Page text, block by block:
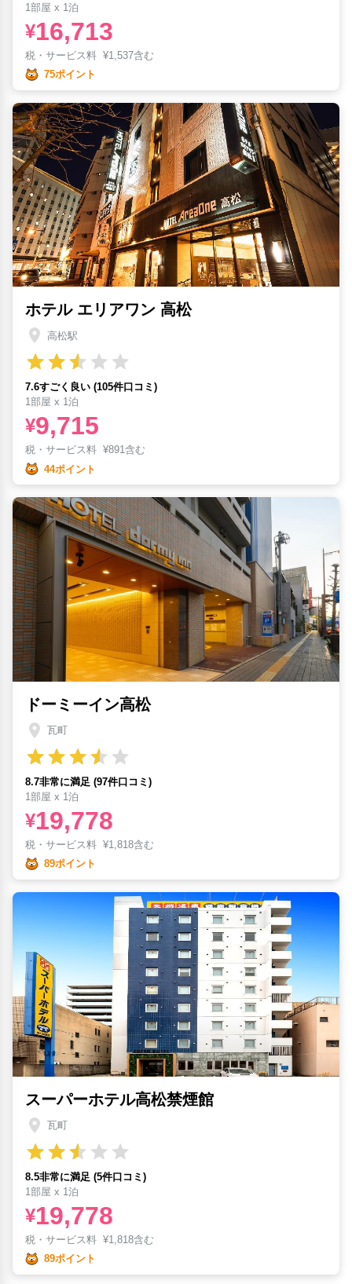
1部屋 x 1泊
¥16,713
税・サービス料 ¥1,537含む
75ポイント
ホテル エリアワン 高松
高松駅
7.6すごく良い (105件口コミ)
1部屋 x 1泊
¥9,715
税・サービス料 ¥891含む
44ポイント
ドーミーイン高松
瓦町
8.7非常に満足 (97件口コミ)
1部屋 x 1泊
¥19,778
税・サービス料 ¥1,818含む
89ポイント
スーパーホテル高松禁煙館
瓦町
8.5非常に満足 (5件口コミ)
1部屋 x 1泊
¥19,778
税・サービス料 ¥1,818含む
89ポイント